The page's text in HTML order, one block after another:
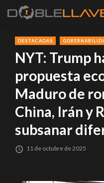
DESTACADAS
NYT: Trump
propuesta
Maduro de
China, Irán y
subsanar
11 de octubre de 2025